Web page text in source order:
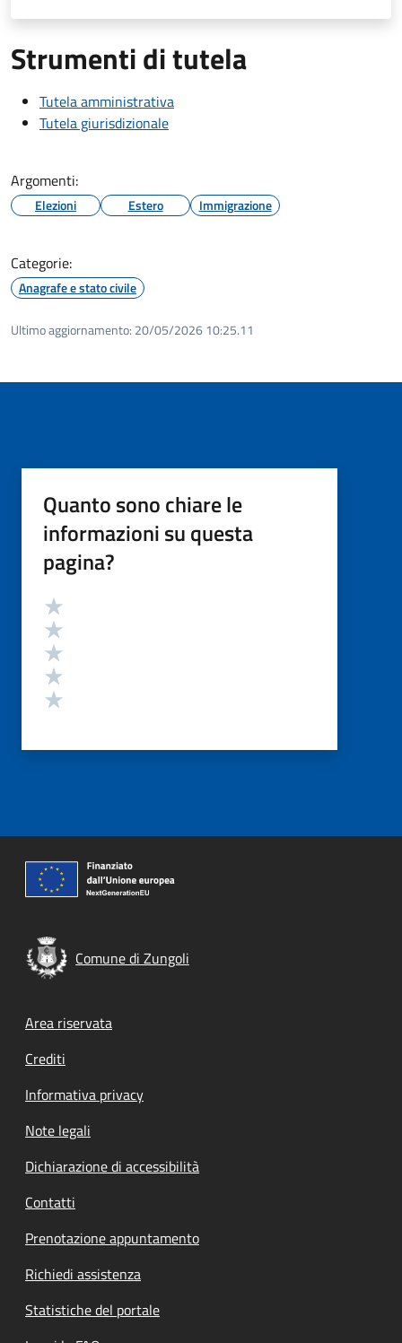
Strumenti di tutela
Tutela amministrativa
Tutela giurisdizionale
Argomenti:
Elezioni Estero Immigrazione
Categorie:
Anagrafe e stato civile
Ultimo aggiornamento: 20/05/2026 10:25.11
Quanto sono chiare le
informazioni su questa
pagina?
Valutazione
Comune di Zungoli
Footer menu
Area riservata
Crediti
Informativa privacy
Note legali
Dichiarazione di accessibilità
Contatti
Prenotazione appuntamento
Richiedi assistenza
Statistiche del portale